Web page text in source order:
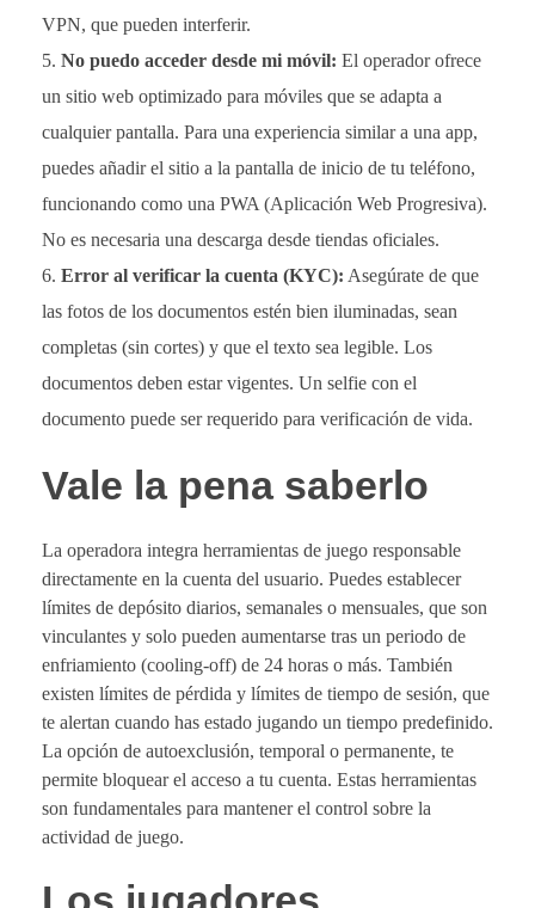
VPN, que pueden interferir.
No puedo acceder desde mi móvil: El operador ofrece
un sitio web optimizado para móviles que se adapta a
cualquier pantalla. Para una experiencia similar a una app,
puedes añadir el sitio a la pantalla de inicio de tu teléfono,
funcionando como una PWA (Aplicación Web Progresiva).
No es necesaria una descarga desde tiendas oficiales.
Error al verificar la cuenta (KYC): Asegúrate de que
las fotos de los documentos estén bien iluminadas, sean
completas (sin cortes) y que el texto sea legible. Los
documentos deben estar vigentes. Un selfie con el
documento puede ser requerido para verificación de vida.
Vale la pena saberlo
La operadora integra herramientas de juego responsable
directamente en la cuenta del usuario. Puedes establecer
límites de depósito diarios, semanales o mensuales, que son
vinculantes y solo pueden aumentarse tras un periodo de
enfriamiento (cooling-off) de 24 horas o más. También
existen límites de pérdida y límites de tiempo de sesión, que
te alertan cuando has estado jugando un tiempo predefinido.
La opción de autoexclusión, temporal o permanente, te
permite bloquear el acceso a tu cuenta. Estas herramientas
son fundamentales para mantener el control sobre la
actividad de juego.